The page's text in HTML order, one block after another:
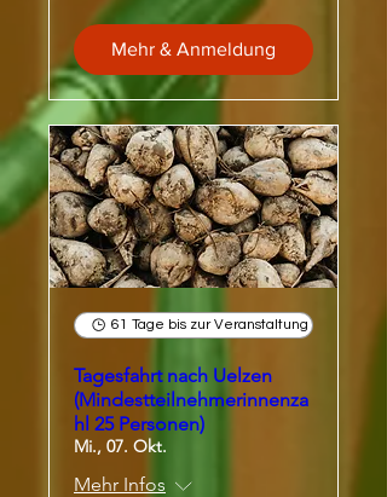
Mehr & Anmeldung
61 Tage bis zur Veranstaltung
Tagesfahrt nach Uelzen
(Mindestteilnehmerinnenza
hl 25 Personen)
Mi., 07. Okt.
Mehr Infos